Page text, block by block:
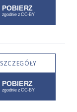
SZCZEGÓŁY